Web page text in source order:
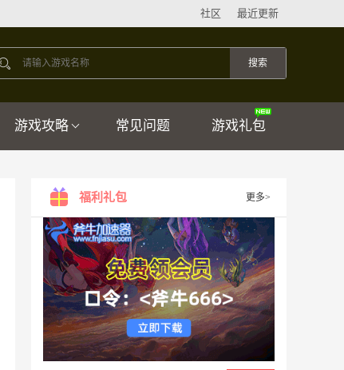
最近更新
社区
游戏攻略 常见问题 游戏礼包
福利礼包 更多>